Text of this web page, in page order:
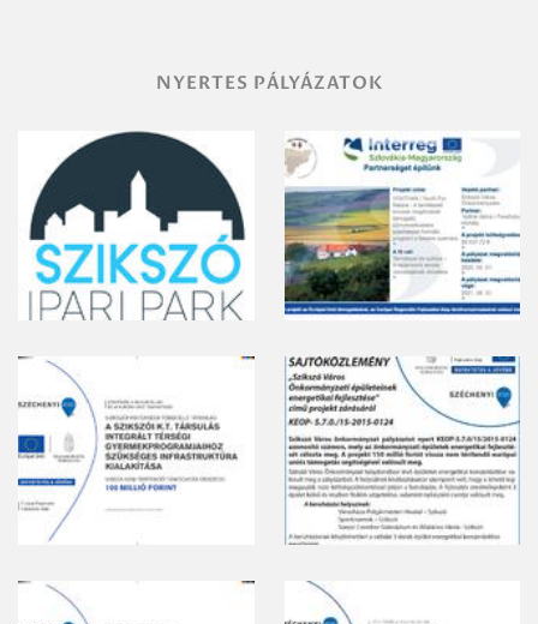
NYERTES PÁLYÁZATOK